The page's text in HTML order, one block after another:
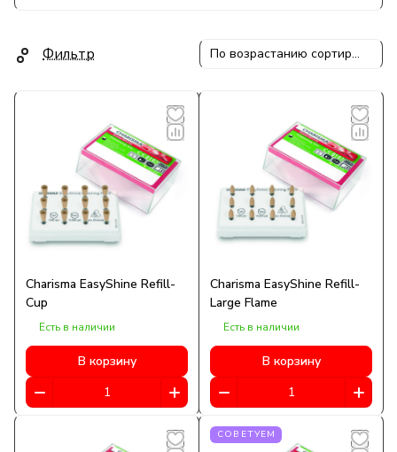
Фильтр По возрастанию сортировки
Charisma EasyShine Refill-
Cup
Есть в наличии
В корзину
Charisma EasyShine Refill-
Large Flame
Есть в наличии
В корзину
СОВЕТУЕМ